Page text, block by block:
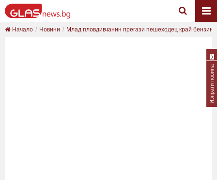
Начало Новини Млад пловдивчанин прегази пешеходец край бензин...
Изпрати новина